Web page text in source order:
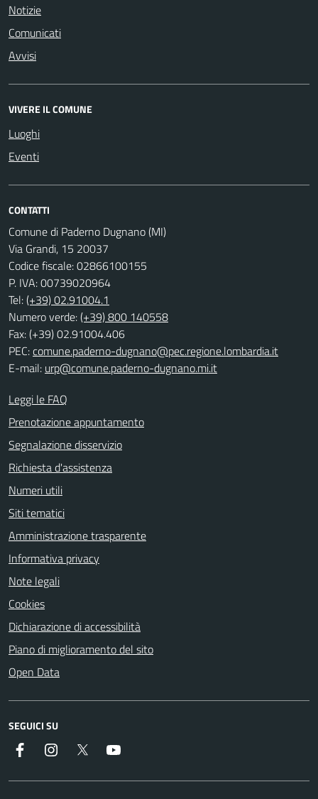
Notizie
Comunicati
Avvisi
VIVERE IL COMUNE
Luoghi
Eventi
CONTATTI
Comune di Paderno Dugnano (MI)
Via Grandi, 15 20037
Codice fiscale: 02866100155
P. IVA: 00739020964
Tel:(+39) 02.91004.1
Numero verde:(+39) 800 140558
Fax: (+39) 02.91004.406
PEC:comune.paderno-dugnano@pec.regione.lombardia.it
E-mail: urp@comune.paderno-dugnano.mi.it
Leggi le FAQ
Prenotazione appuntamento
Segnalazione disservizio
Richiesta d'assistenza
Numeri utili
Siti tematici
Amministrazione trasparente
Informativa privacy
Note legali
Cookies
Dichiarazione di accessibilità
Piano di miglioramento del sito
Open Data
SEGUICI SU
Facebook InstagramTwitter